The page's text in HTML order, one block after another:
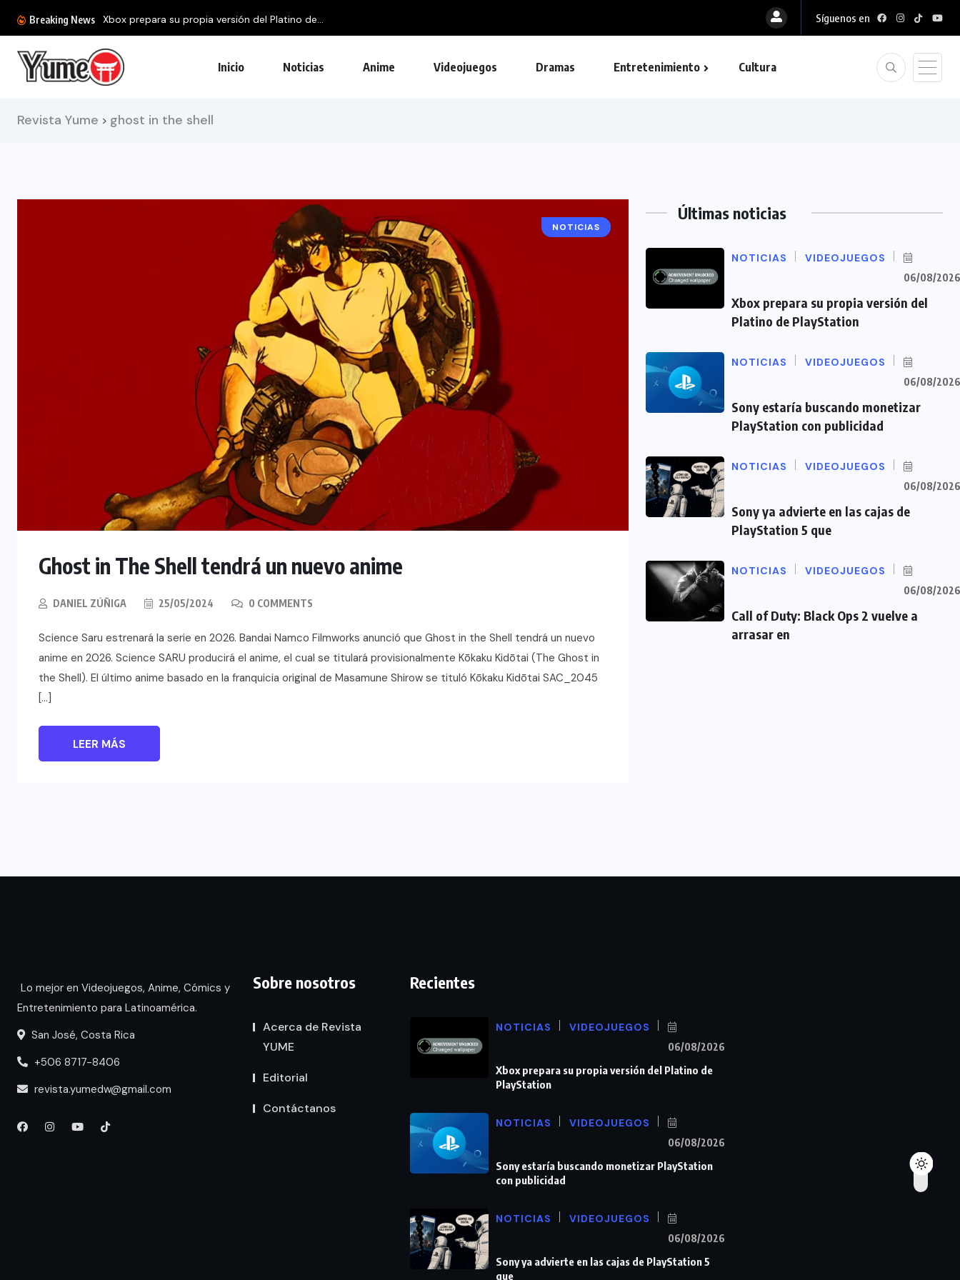
Breaking News Xbox prepara su propia versión del Platino de... Síguenos en
Inicio Noticias Anime Videojuegos Dramas Entretenimiento Cultura
Revista Yume > ghost in the shell
ANIME
NOTICIAS
Ghost in The Shell tendrá un nuevo anime
DANIEL ZÚÑIGA 25/05/2024 0 COMMENTS
Science Saru estrenará la serie en 2026. Bandai Namco Filmworks anunció que Ghost in the Shell tendrá un nuevo
anime en 2026. Science SARU producirá el anime, el cual se titulará provisionalmente Kōkaku Kidōtai (The Ghost in
the Shell). El último anime basado en la franquicia original de Masamune Shirow se tituló Kōkaku Kidōtai SAC_2045
[…]
LEER MÁS
Últimas noticias
NOTICIAS VIDEOJUEGOS
06/08/2026
Xbox prepara su propia versión del
Platino de PlayStation
NOTICIAS VIDEOJUEGOS
06/08/2026
Sony estaría buscando monetizar
PlayStation con publicidad
NOTICIAS VIDEOJUEGOS
06/08/2026
Sony ya advierte en las cajas de
PlayStation 5 que
NOTICIAS VIDEOJUEGOS
06/08/2026
Call of Duty: Black Ops 2 vuelve a
arrasar en
Lo mejor en Videojuegos, Anime, Cómics y
Entretenimiento para Latinoamérica.
San José, Costa Rica
+506 8717-8406
revista.yumedw@gmail.com
Sobre nosotros
Acerca de Revista
YUME
Editorial
Contáctanos
Recientes
NOTICIAS VIDEOJUEGOS
06/08/2026
Xbox prepara su propia versión del Platino de
PlayStation
NOTICIAS VIDEOJUEGOS
06/08/2026
Sony estaría buscando monetizar PlayStation
con publicidad
NOTICIAS VIDEOJUEGOS
06/08/2026
Sony ya advierte en las cajas de PlayStation 5
que